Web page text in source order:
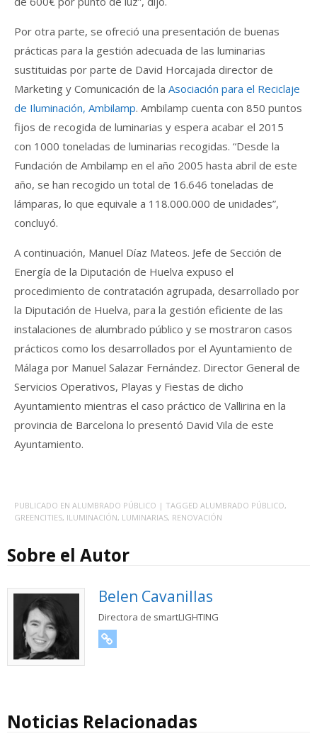
Por otra parte, se ofreció una presentación de buenas
prácticas para la gestión adecuada de las luminarias
sustituidas por parte de David Horcajada director de
Marketing y Comunicación de la Asociación para el Reciclaje
de Iluminación, Ambilamp. Ambilamp cuenta con 850 puntos
fijos de recogida de luminarias y espera acabar el 2015
con 1000 toneladas de luminarias recogidas. “Desde la
Fundación de Ambilamp en el año 2005 hasta abril de este
año, se han recogido un total de 16.646 toneladas de
lámparas, lo que equivale a 118.000.000 de unidades”,
concluyó.
A continuación, Manuel Díaz Mateos. Jefe de Sección de
Energía de la Diputación de Huelva expuso el
procedimiento de contratación agrupada, desarrollado por
la Diputación de Huelva, para la gestión eficiente de las
instalaciones de alumbrado público y se mostraron casos
prácticos como los desarrollados por el Ayuntamiento de
Málaga por Manuel Salazar Fernández. Director General de
Servicios Operativos, Playas y Fiestas de dicho
Ayuntamiento mientras el caso práctico de Vallirina en la
provincia de Barcelona lo presentó David Vila de este
Ayuntamiento.
PUBLICADO EN ALUMBRADO PÚBLICO | TAGGED ALUMBRADO PÚBLICO,
GREENCITIES, ILUMINACIÓN, LUMINARIAS, RENOVACIÓN
Sobre el Autor
Belen Cavanillas
Directora de smartLIGHTING
Noticias Relacionadas